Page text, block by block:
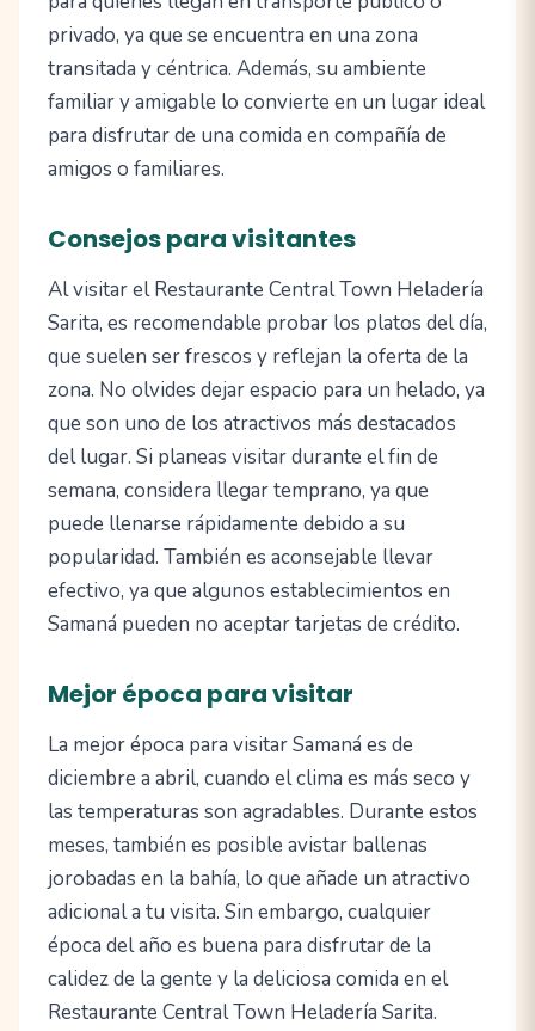
privado, ya que se encuentra en una zona
transitada y céntrica. Además, su ambiente
familiar y amigable lo convierte en un lugar ideal
para disfrutar de una comida en compañía de
amigos o familiares.
Consejos para visitantes
Al visitar el Restaurante Central Town Heladería
Sarita, es recomendable probar los platos del día,
que suelen ser frescos y reflejan la oferta de la
zona. No olvides dejar espacio para un helado, ya
que son uno de los atractivos más destacados
del lugar. Si planeas visitar durante el fin de
semana, considera llegar temprano, ya que
puede llenarse rápidamente debido a su
popularidad. También es aconsejable llevar
efectivo, ya que algunos establecimientos en
Samaná pueden no aceptar tarjetas de crédito.
Mejor época para visitar
La mejor época para visitar Samaná es de
diciembre a abril, cuando el clima es más seco y
las temperaturas son agradables. Durante estos
meses, también es posible avistar ballenas
jorobadas en la bahía, lo que añade un atractivo
adicional a tu visita. Sin embargo, cualquier
época del año es buena para disfrutar de la
calidez de la gente y la deliciosa comida en el
Restaurante Central Town Heladería Sarita.